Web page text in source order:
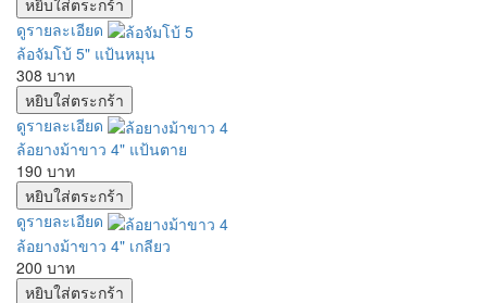
ดูรายละเอียด
ล้อจัมโบ้ 5" แป้นหมุน
308 บาท
ดูรายละเอียด
ล้อยางม้าขาว 4" แป้นตาย
190 บาท
ดูรายละเอียด
ล้อยางม้าขาว 4" เกลียว
200 บาท